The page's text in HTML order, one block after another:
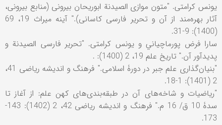
یونس کرامتی. "متون موازی الصیدنة ابوریحان بیرونی (منابع بیرونی،
آثار بهره‌مند از آن و تحریر فارسی کاسانی)." آینه میراث 19، 69
(1400): 9-31.
سارا فرض پورماچياني و یونس کرامتی. "تحریر فارسی الصیدنة و
پدیدآور آن." تاریخ علم 19، 2 (1400): .
"بنیان‌گذاری علم جبر در دورۀ اسلامی." فرهنگ و اندیشه ریاضی 41،
2 (1401): 1-18.
"ریاضیات و شاخه‌های آن در طبقه‌بندی‌های کهن علم: از آغاز تا
سدۀ 10 ق/ 16 م." فرهنگ و اندیشه ریاضی 42، 2 (1402): 143-
173.